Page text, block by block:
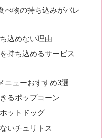
べ物の持ち込みがバレ
込めない理由
持ち込めるサービス
ニューおすすめ3選
るポップコーン
ットドッグ
いチュリトス